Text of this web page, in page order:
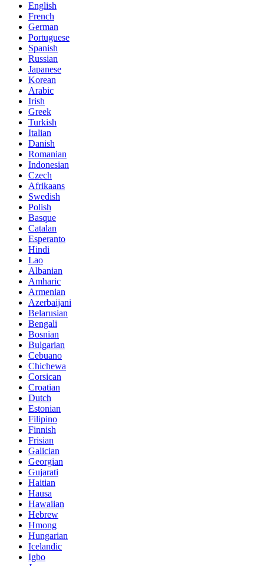
English
French
German
Portuguese
Spanish
Russian
Japanese
Korean
Arabic
Irish
Greek
Turkish
Italian
Danish
Romanian
Indonesian
Czech
Afrikaans
Swedish
Polish
Basque
Catalan
Esperanto
Hindi
Lao
Albanian
Amharic
Armenian
Azerbaijani
Belarusian
Bengali
Bosnian
Bulgarian
Cebuano
Chichewa
Corsican
Croatian
Dutch
Estonian
Filipino
Finnish
Frisian
Galician
Georgian
Gujarati
Haitian
Hausa
Hawaiian
Hebrew
Hmong
Hungarian
Icelandic
Igbo